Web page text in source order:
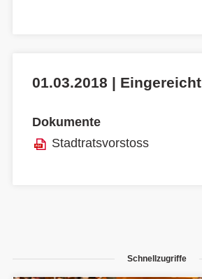
01.03.2018 | Eingereicht
Dokumente
Stadtratsvorstoss
Schnellzugriffe